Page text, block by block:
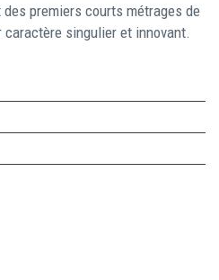
premiers courts métrages de
singulier et innovant.